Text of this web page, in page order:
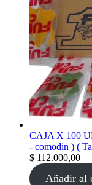
CAJA X 100
- comodin ) (
$ 112.000,00
Añadir al